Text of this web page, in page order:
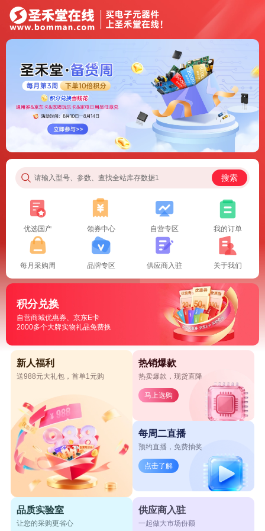
请输入型号、参数、查找全站库存数据1 搜索
优选国产 领券中心 自营专区 我的订单
每月采购周 品牌专区 供应商入驻 关于我们
积分兑换
自营商城优惠券、京东E卡
2000多个大牌实物礼品免费换
新人福利
送988元大礼包，首单1元购
热销爆款
热卖爆款，现货直降
马上选购
每周二直播
预约直播，免费抽奖
点击了解
品质实验室
让您的采购更省心
供应商入驻
一起做大市场份额